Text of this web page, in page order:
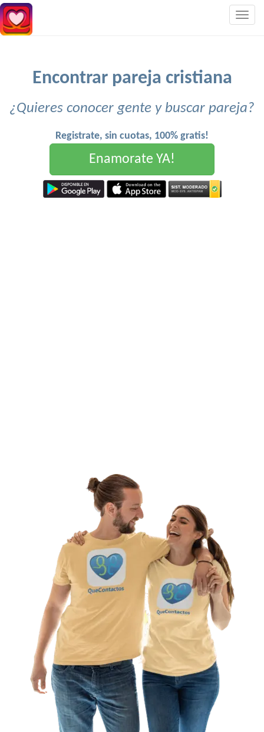
Encontrar pareja cristiana
¿Quieres conocer gente y buscar pareja?
Registrate, sin cuotas, 100% gratis!
Enamorate YA!